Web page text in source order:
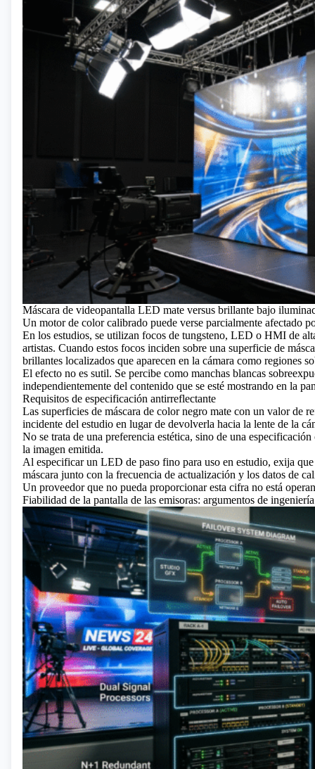
Máscara de videopantalla LED mate versus brillante bajo
Un motor de color calibrado puede verse parcialmente afectado
En los estudios, se utilizan focos de tungsteno, LED o HMI de
artistas. Cuando estos focos inciden sobre una superficie de
brillantes localizados que aparecen en la cámara como regiones
El efecto no es sutil. Se percibe como manchas blancas
independientemente del contenido que se esté mostrando en la
Requisitos de especificación antirreflectante
Las superficies de máscara de color negro mate con un valor de
incidente del estudio en lugar de devolverla hacia la lente de la
No se trata de una preferencia estética, sino de una
la imagen emitida.
Al especificar un LED de paso fino para uso en estudio, exija
máscara junto con la frecuencia de actualización y los datos de
Un proveedor que no pueda proporcionar esta cifra no está
Fiabilidad de la pantalla de las emisoras: argumentos de